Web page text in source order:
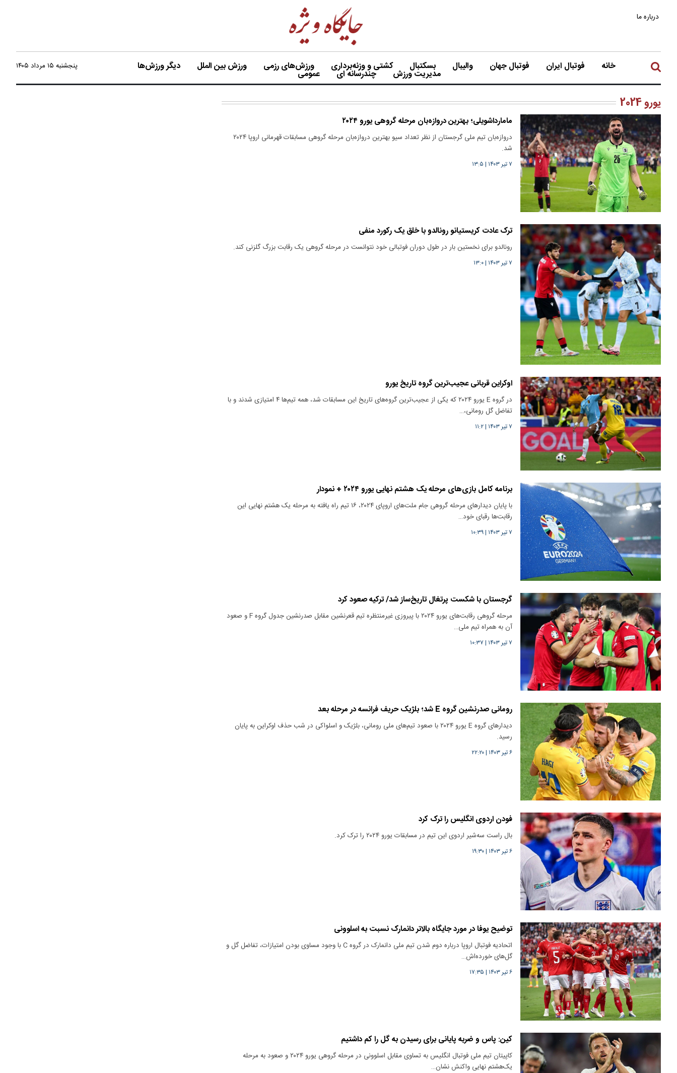
درباره ما
خانه فوتبال ایران فوتبال جهان والیبال بسکتبال کشتی و وزنه‌برداری ورزش‌های رزمی ورزش بین الملل دیگر ورزش‌ها
مدیریت ورزش چندرسانه ای عمومی
پنجشنبه ۱۵ مرداد ۱۴۰۵
یورو 2024
مامارداشویلی؛ بهترین دروازه‌بان مرحله گروهی یورو ۲۰۲۴
دروازه‌بان تیم ملی گرجستان از نظر تعداد سیو بهترین دروازه‌بان مرحله گروهی مسابقات قهرمانی اروپا ۲۰۲۴
شد.
۷ تیر ۱۴۰۳ | ۱۳:۵
ترک عادت کریستیانو رونالدو با خلق یک رکورد منفی
رونالدو برای نخستین بار در طول دوران فوتبالی خود نتوانست در مرحله گروهی یک رقابت بزرگ گلزنی کند.
۷ تیر ۱۴۰۳ |۱۳:۰
اوکراین قربانی عجیب‌ترین گروه تاریخ یورو
در گروه E یورو ۲۰۲۴ که یکی از عجیب‌ترین گروه‌های تاریخ این مسابقات شد، همه تیم‌ها ۴ امتیازی شدند و با
تفاضل گل رومانی،…
۷ تیر ۱۴۰۳ |۱۱:۲
برنامه کامل بازی‌های مرحله یک هشتم نهایی یورو ۲۰۲۴ + نمودار
با پایان دیدارهای مرحله گروهی جام ملت‌های اروپای ۲۰۲۴، ۱۶ تیم راه یافته به مرحله یک هشتم نهایی این
رقابت‌ها رقبای خود…
۷ تیر ۱۴۰۳ |۱۰:۳۹
گرجستان با شکست پرتغال تاریخ‌ساز شد/ ترکیه صعود کرد
مرحله گروهی رقابت‌های یورو ۲۰۲۴ با پیروزی غیرمنتظره تیم قعرنشین مقابل صدرنشین جدول گروه F و صعود
آن به همراه تیم ملی…
۷ تیر ۱۴۰۳ | ۱۰:۳۷
رومانی صدرنشین گروه E شد؛ بلژیک حریف فرانسه در مرحله بعد
دیدارهای گروه E‌ یورو ۲۰۲۴ با صعود تیم‌های ملی رومانی، بلژیک و اسلواکی در شب حذف اوکراین به پایان
رسید.
۶ تیر ۱۴۰۳ |۲۲:۲۰
فودن اردوی انگلیس را ترک کرد
بال راست سه‌شیر اردوی این تیم در مسابقات یورو ۲۰۲۴ را ترک کرد.
۶ تیر ۱۴۰۳ |۱۹:۳۰
توضیح یوفا در مورد جایگاه بالاتر دانمارک نسبت به اسلوونی
اتحادیه فوتبال اروپا درباره دوم شدن تیم ملی دانمارک در گروه C با وجود مساوی بودن امتیازات، تفاضل گل و
گل‌های خورده‌اش…
۶ تیر ۱۴۰۳ | ۱۷:۳۵
کین: پاس‌ و ضربه پایانی برای رسیدن به گل را کم داشتیم
کاپیتان تیم ملی فوتبال انگلیس به تساوی مقابل اسلوونی در مرحله گروهی یورو ۲۰۲۴ و صعود به مرحله
یک‌هشتم نهایی واکنش نشان…